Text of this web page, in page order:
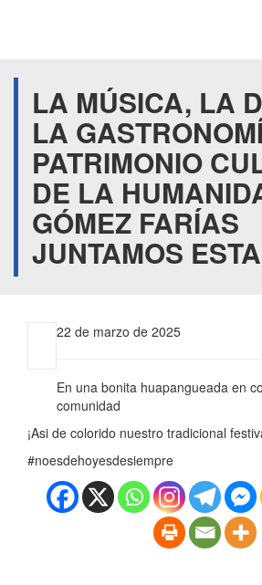
LA MÚSICA, LA
LA
PATRIMONIO
DE LA
GÓMEZ FARÍAS
JUNTAMOS
22 de marzo de 2025
En una bonita huapangueada en
comunidad
¡Asi de colorido nuestro tradicional
#noesdehoyesdesiempre